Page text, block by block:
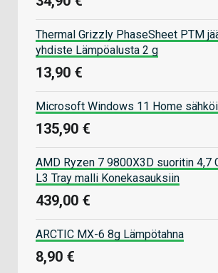
Thermal Grizzly PhaseSheet PTM
yhdiste Lämpöalusta 2 g
13,90 €
Microsoft Windows 11 Home
135,90 €
AMD Ryzen 7 9800X3D suoritin 4,7
L3 Tray malli Konekasauksiin
439,00 €
ARCTIC MX-6 8g Lämpötahna
8,90 €